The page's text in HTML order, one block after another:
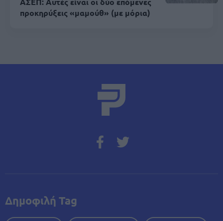
προκηρύξεις «μαμούθ» (με μόρια)
Δημοφιλή Tag